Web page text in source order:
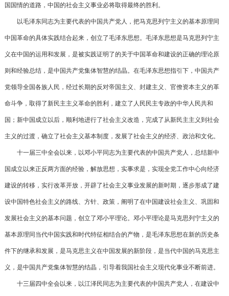
国国情的道路，中国的社会主义事业必将取得最终的胜利。
以毛泽东同志为主要代表的中国共产党人，把马克思列宁主义的基本原理同
中国革命的具体实践结合起来，创立了毛泽东思想。毛泽东思想是马克思列宁主
义在中国的运用和发展，是被实践证明了的关于中国革命和建设的正确的理论原
则和经验总结，是中国共产党集体智慧的结晶。在毛泽东思想指引下，中国共产
党领导全国各族人民，经过长期的反对帝国主义、封建主义、官僚资本主义的革
命斗争，取得了新民主主义革命的胜利，建立了人民民主专政的中华人民共和
国；新中国成立以后，顺利地进行了社会主义改造，完成了从新民主主义到社会
主义的过渡，确立了社会主义基本制度，发展了社会主义的经济、政治和文化。
十一届三中全会以来，以邓小平同志为主要代表的中国共产党人，总结新中
国成立以来正反两方面的经验，解放思想，实事求是，实现全党工作中心向经济
建设的转移，实行改革开放，开辟了社会主义事业发展的新时期，逐步形成了建
设中国特色社会主义的路线、方针、政策，阐明了在中国建设社会主义、巩固和
发展社会主义的基本问题，创立了邓小平理论。邓小平理论是马克思列宁主义的
基本原理同当代中国实践和时代特征相结合的产物，是毛泽东思想在新的历史条
件下的继承和发展，是马克思主义在中国发展的新阶段，是当代中国的马克思主
义，是中国共产党集体智慧的结晶，引导着我国社会主义现代化事业不断前进。
十三届四中全会以来，以江泽民同志为主要代表的中国共产党人，在建设中